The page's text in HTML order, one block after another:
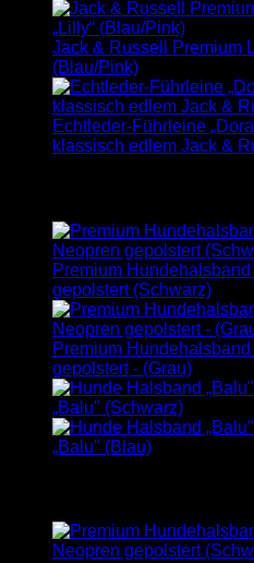
Jack & Russell Premium
(Blau/Pink)
Echtleder-Führleine
klassisch edlem Jack &
Premium
gepolstert (Schwarz)
Premium
gepolstert - (Grau)
„Balu" (Schwarz)
„Balu" (Blau)